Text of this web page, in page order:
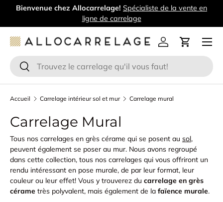
Bienvenue chez Allocarrelage! Spécialiste de la vente en
ligne de carrelage
Recherche
Rechercher
Se connecter
Panier
Menu
Accueil Carrelage intérieur sol et mur Carrelage mural
Carrelage Mural
Tous nos carrelages en grès cérame qui se posent au sol,
peuvent également se poser au mur. Nous avons regroupé
dans cette collection, tous nos carrelages qui vous offriront un
rendu intéressant en pose murale, de par leur format, leur
couleur ou leur effet! Vous y trouverez du carrelage en grès
cérame très polyvalent, mais également de la faïence murale.